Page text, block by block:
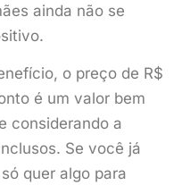
ainda não se
o preço de R$
é um valor bem
considerando a
Se você já
quer algo para